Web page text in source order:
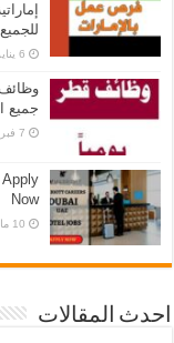
6 يناير، 2022
جميع
7 فبراير، 2022
Now
10 مارس، 2023
احدث المقالات